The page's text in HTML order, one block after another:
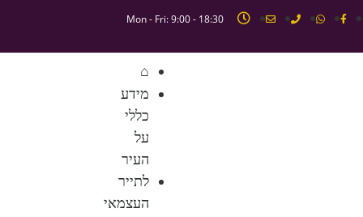
Mon - Fri: 9:00 - 18:30
⌂
מידע
כללי
על
העיר
לתייר
העצמאי